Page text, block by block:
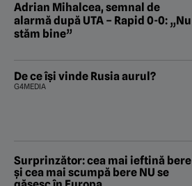
Adrian Mihalcea, semnal de
alarmă după UTA – Rapid 0-0: „Nu
stăm bine”
De ce își vinde Rusia aurul?
G4MEDIA
Surprinzător: cea mai ieftină bere
și cea mai scumpă bere NU se